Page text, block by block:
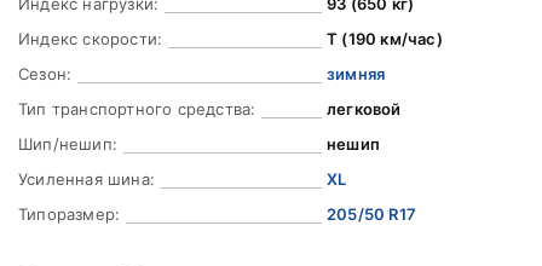
Индекс скорости:
T (190 км/час)
Сезон:
зимняя
Тип транспортного средства:
легковой
Шип/нешип:
нешип
Усиленная шина:
XL
Типоразмер:
205/50 R17